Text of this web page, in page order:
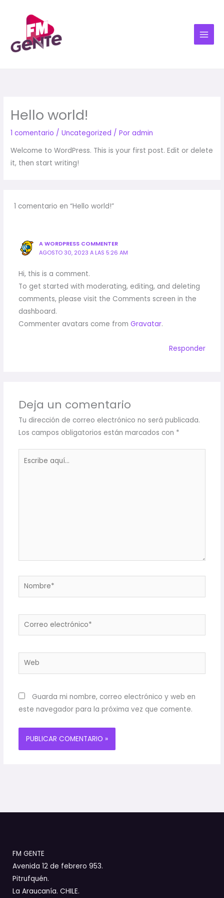
contenido
Hello world!
1 comentario /Uncategorized / Poradmin
Welcome to WordPress. This is your first post. Edit or delete
it, then start writing!
1 comentario en “Hello world!”
A WORDPRESS COMMENTER
AGOSTO 30, 2023 A LAS 5:26 AM
Hi, this is a comment.
To get started with moderating, editing, and deleting
comments, please visit the Comments screen in the
dashboard.
Commenter avatars come from Gravatar.
Responder
Deja un comentario
Tu dirección de correo electrónico no será publicada.
Los campos obligatorios están marcados con *
Nombre*
Correo
Web
Guarda mi nombre, correo electrónico y web en
este navegador para la próxima vez que comente.
FM GENTE
Avenida 12 de febrero 953.
Pitrufquén.
La Araucanía. CHILE.